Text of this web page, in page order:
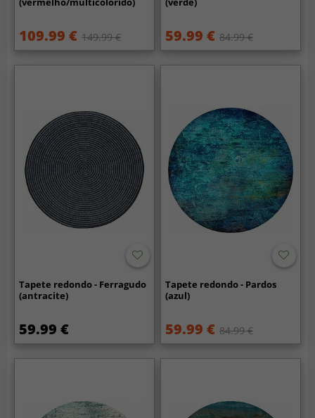
109.99 € 149.99 € 59.99 € 84.99 €
Tapete redondo - Ferragudo
(antracite)
59.99 €
Tapete redondo - Pardos
(azul)
59.99 € 84.99 €